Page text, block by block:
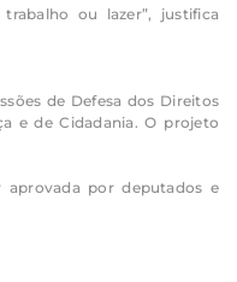
ou lazer”, justifica
de Defesa dos Direitos
e de Cidadania. O projeto
aprovada por deputados e